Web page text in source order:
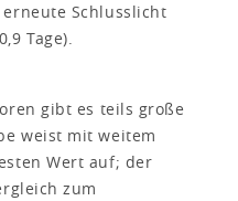
erneute Schlusslicht
Tage).
gibt es teils große
weist mit weitem
Wert auf; der
zum